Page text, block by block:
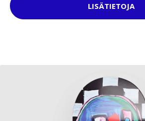
LISÄTIETOJA